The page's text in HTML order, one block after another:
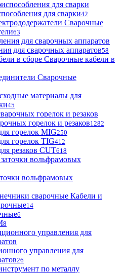
для сварки42
Сварочные
63
для сварочных аппаратов58
Сварочные кабели в
Сварочные
материалы для
45
горелок и резаков1282
горелок MIG250
горелок TIG412
резаков CUT618
вольфрамовых
Кабели и
14
6
8
управления для
26